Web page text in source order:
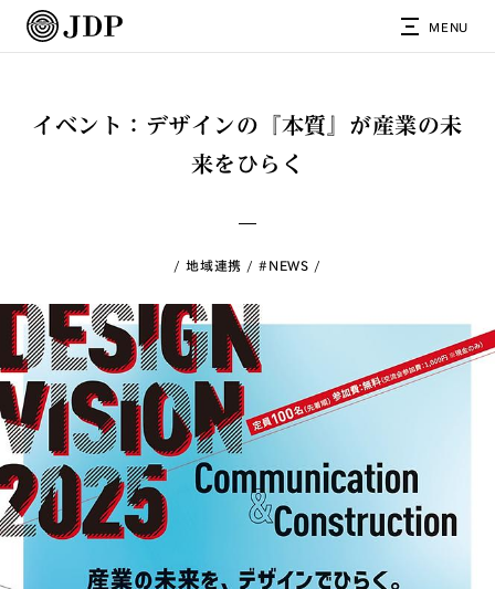
MENU
イベント：デザインの『本質』が産業の未
来をひらく
地域連携 #NEWS